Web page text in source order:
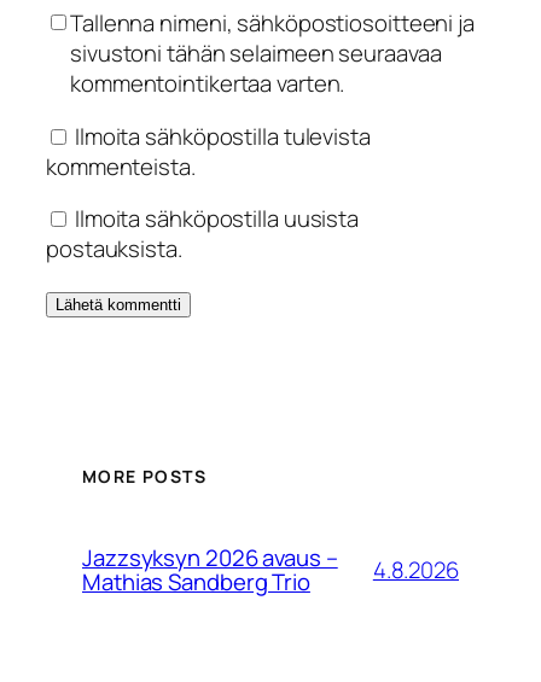
Tallenna nimeni, sähköpostiosoitteeni ja
sivustoni tähän selaimeen seuraavaa
kommentointikertaa varten.
Ilmoita sähköpostilla tulevista
kommenteista.
Ilmoita sähköpostilla uusista
postauksista.
MORE POSTS
Jazzsyksyn 2026 avaus –
Mathias Sandberg Trio 4.8.2026